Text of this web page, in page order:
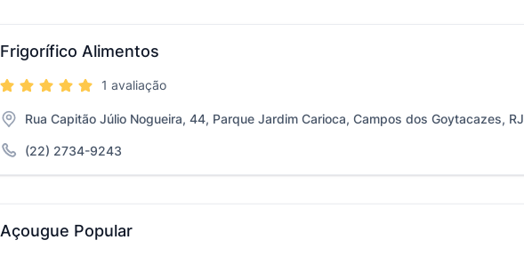
Frigorífico Alimentos
1 avaliação
Rua Capitão Júlio Nogueira, 44, Parque Jardim Carioca, Campos dos Goytacazes, RJ
(22) 2734-9243
Açougue Popular